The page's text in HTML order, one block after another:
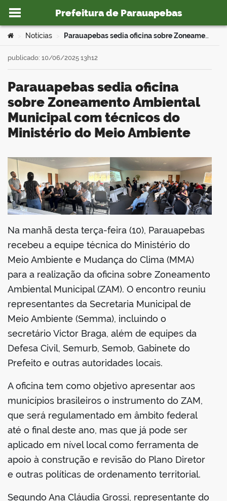
Ir para o conteúdo
Prefeitura de Parauapebas
portal
Você está aqui:
Notícias Parauapebas sedia oficina sobre Zoneamento Ambiental Municipal com técnicos do Ministério do Meio Ambiente
Parauapebas sedia oficina
sobre Zoneamento Ambiental
Municipal com técnicos do
Ministério do Meio Ambiente
publicado: 10/06/2025 13h12
Na manhã desta terça-feira (10), Parauapebas
recebeu a equipe técnica do Ministério do
Meio Ambiente e Mudança do Clima (MMA)
para a realização da oficina sobre Zoneamento
Ambiental Municipal (ZAM). O encontro reuniu
representantes da Secretaria Municipal de
Meio Ambiente (Semma), incluindo o
secretário Victor Braga, além de equipes da
Defesa Civil, Semurb, Semob, Gabinete do
Prefeito e outras autoridades locais.
A oficina tem como objetivo apresentar aos
municípios brasileiros o instrumento do ZAM,
que será regulamentado em âmbito federal
até o final deste ano, mas que já pode ser
aplicado em nível local como ferramenta de
apoio à construção e revisão do Plano Diretor
e outras políticas de ordenamento territorial.
Segundo Ana Cláudia Grossi, representante do